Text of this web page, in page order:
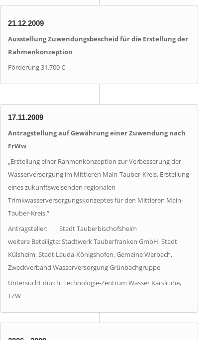
21.12.2009
Ausstellung Zuwendungsbescheid für die Erstellung der
Rahmenkonzeption
Förderung 31.700 €
17.11.2009
Antragstellung auf Gewährung einer Zuwendung nach
FrWw
„Erstellung einer Rahmenkonzeption zur Verbesserung der
Wasserversorgung im Mittleren Main-Tauber-Kreis. Erstellung
eines zukunftsweisenden regionalen
Trimkwasserversorgungskonzeptes für den Mittleren Main-
Tauber-Kreis.“
Antragsteller: Stadt Tauberbischofsheim
weitere Beteiligte: Stadtwerk Tauberfranken GmbH, Stadt
Külsheim, Stadt Lauda-Königshofen, Gemeine Werbach,
Zweckverband Wasserversorgung Grünbachgruppe
Untersucht durch: Technologie-Zentrum Wasser Karslruhe,
TZW